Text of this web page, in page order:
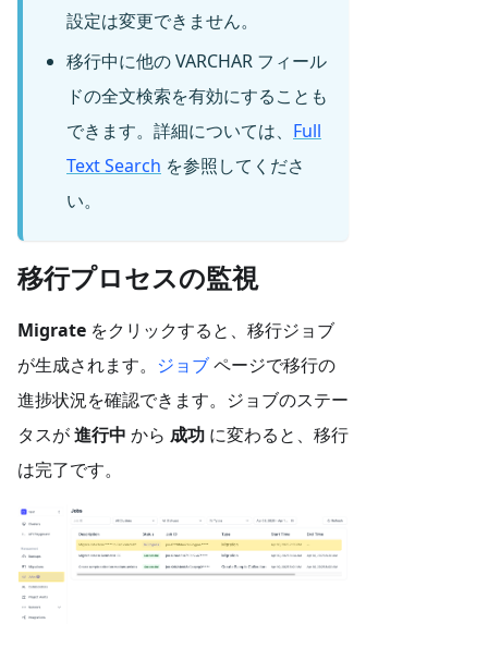
設定は変更できません。
移行中に他の VARCHAR フィール
ドの全文検索を有効にすることも
できます。詳細については、 Full
Text Search を参照してくださ
い。
移行プロセスの監視
Migrate をクリックすると、移行ジョブ
が生成されます。 ジョブページで移行の
進捗状況を確認できます。ジョブのステー
タスが進行中 から 成功 に変わると、移行
は完了です。